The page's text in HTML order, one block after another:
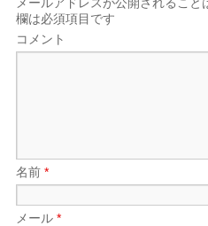
欄は必須項目です
コメント
名前*
メール*